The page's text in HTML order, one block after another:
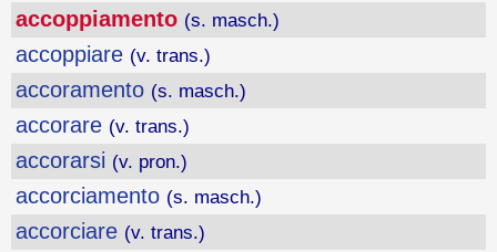
accoppiamento (s. masch.)
accoppiare (v. trans.)
accoramento (s. masch.)
accorare (v. trans.)
accorarsi (v. pron.)
accorciamento (s. masch.)
accorciare (v. trans.)